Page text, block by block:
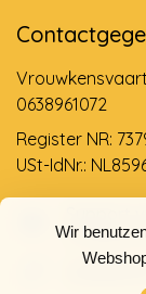
Wir
0638961072
Register NR:
USt-IdNr.: